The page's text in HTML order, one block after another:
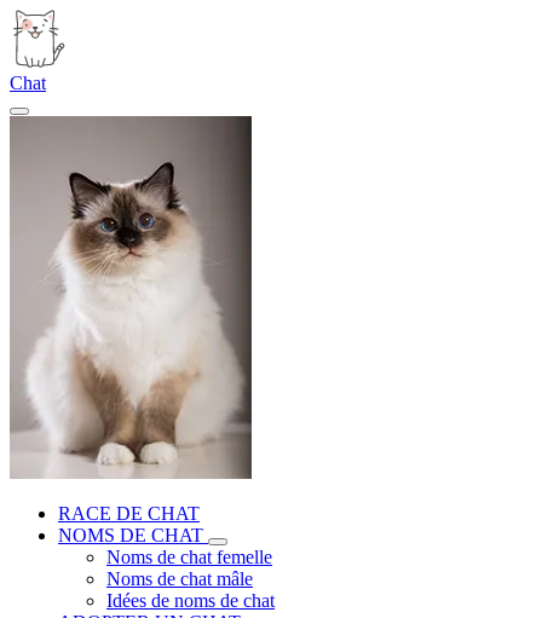
Chat
RACE DE CHAT
NOMS DE CHAT
Noms de chat femelle
Noms de chat mâle
Idées de noms de chat